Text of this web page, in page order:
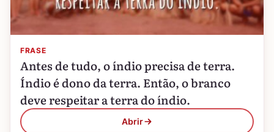
FRASE
Antes de tudo, o índio precisa de terra.
Índio é dono da terra. Então, o branco
deve respeitar a terra do índio.
Abrir